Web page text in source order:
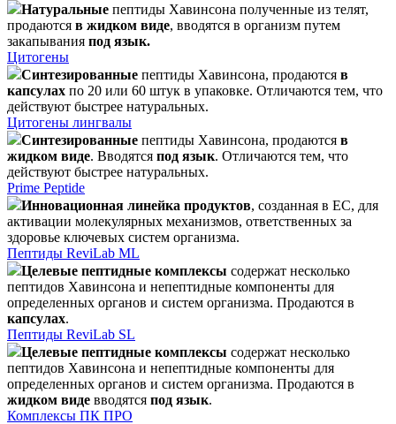
Натуральные пептиды Хавинсона полученные из телят,
продаются в жидком виде, вводятся в организм путем
закапывания под язык.
Цитогены
Синтезированные пептиды Хавинсона, продаются в
капсулах по 20 или 60 штук в упаковке. Отличаются тем, что
действуют быстрее натуральных.
Цитогены лингвалы
Синтезированные пептиды Хавинсона, продаются в
жидком виде. Вводятся под язык. Отличаются тем, что
действуют быстрее натуральных.
Prime Peptide
Инновационная линейка продуктов, созданная в ЕС, для
активации молекулярных механизмов, ответственных за
здоровье ключевых систем организма.
Пептиды ReviLab ML
Целевые пептидные комплексы содержат несколько
пептидов Хавинсона и непептидные компоненты для
определенных органов и систем организма. Продаются в
капсулах.
Пептиды ReviLab SL
Целевые пептидные комплексы содержат несколько
пептидов Хавинсона и непептидные компоненты для
определенных органов и систем организма. Продаются в
жидком виде вводятся под язык.
Комплексы ПК ПРО